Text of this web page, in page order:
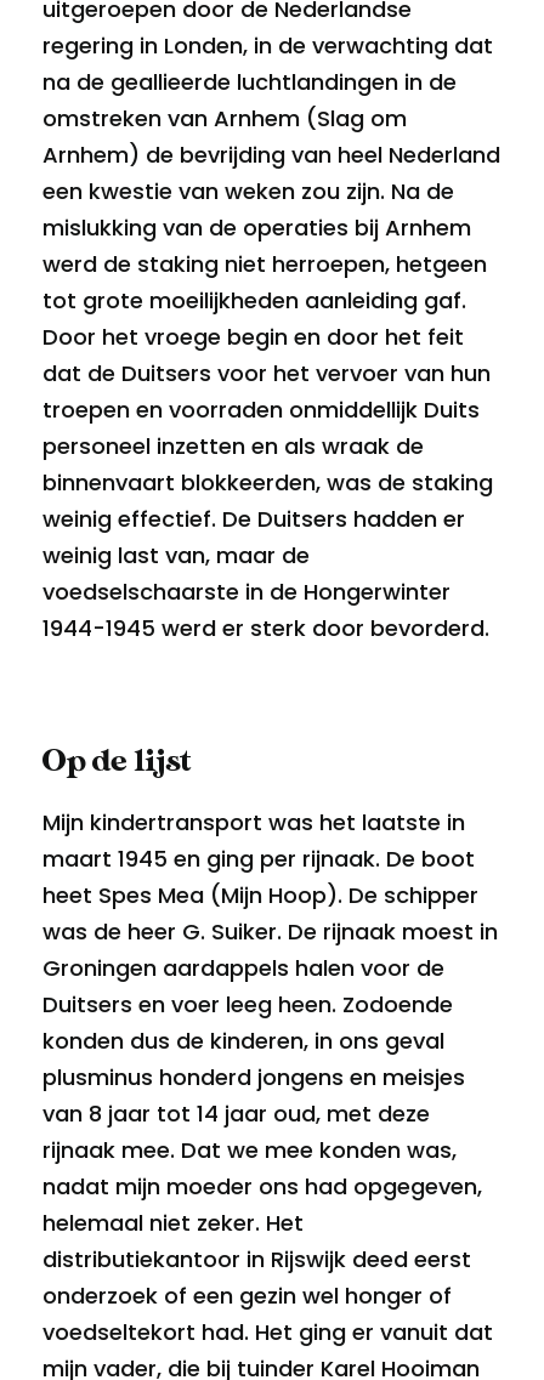
uitgeroepen door de Nederlandse
regering in Londen, in de verwachting dat
na de geallieerde luchtlandingen in de
omstreken van Arnhem (Slag om
Arnhem) de bevrijding van heel Nederland
een kwestie van weken zou zijn. Na de
mislukking van de operaties bij Arnhem
werd de staking niet herroepen, hetgeen
tot grote moeilijkheden aanleiding gaf.
Door het vroege begin en door het feit
dat de Duitsers voor het vervoer van hun
troepen en voorraden onmiddellijk Duits
personeel inzetten en als wraak de
binnenvaart blokkeerden, was de staking
weinig effectief. De Duitsers hadden er
weinig last van, maar de
voedselschaarste in de Hongerwinter
1944-1945 werd er sterk door bevorderd.
Op de lijst
Mijn kindertransport was het laatste in
maart 1945 en ging per rijnaak. De boot
heet Spes Mea (Mijn Hoop). De schipper
was de heer G. Suiker. De rijnaak moest in
Groningen aardappels halen voor de
Duitsers en voer leeg heen. Zodoende
konden dus de kinderen, in ons geval
plusminus honderd jongens en meisjes
van 8 jaar tot 14 jaar oud, met deze
rijnaak mee. Dat we mee konden was,
nadat mijn moeder ons had opgegeven,
helemaal niet zeker. Het
distributiekantoor in Rijswijk deed eerst
onderzoek of een gezin wel honger of
voedseltekort had. Het ging er vanuit dat
mijn vader, die bij tuinder Karel Hooiman